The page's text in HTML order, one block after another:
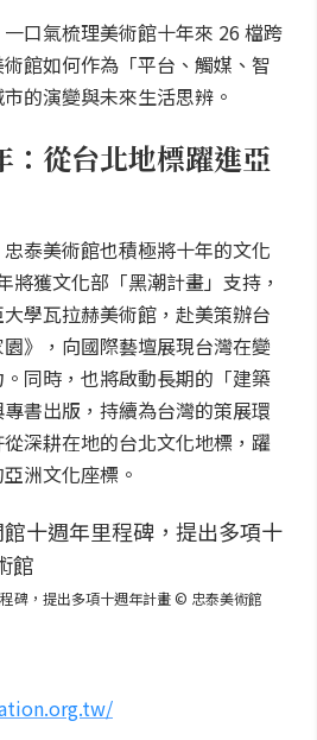
口氣梳理美術館十年來 26 檔跨
館如何作為「平台、觸媒、智
的演變與未來生活思辨。
：從台北地標躍進亞
泰美術館也積極將十年的文化
將獲文化部「黑潮計畫」支持，
學瓦拉赫美術館，赴美策辦台
》，向國際藝壇展現台灣在變
同時，也將啟動長期的「建築
書出版，持續為台灣的策展環
深耕在地的台北文化地標，躍
洲文化座標。
碑，提出多項十週年計畫 © 忠泰美術館